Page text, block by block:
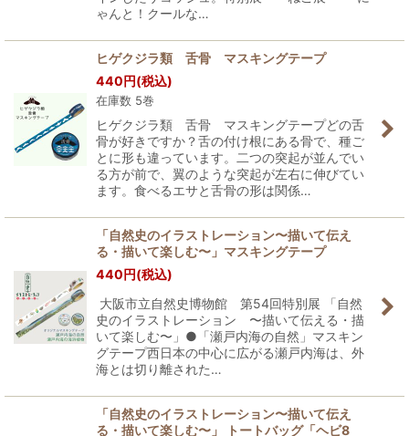
ゃんと！クールな…
ヒゲクジラ類 舌骨 マスキングテープ
440円(税込)
在庫数 5巻
ヒゲクジラ類 舌骨 マスキングテープどの舌
骨が好きですか？舌の付け根にある骨で、種ご
とに形も違っています。二つの突起が並んでい
る方が前で、翼のような突起が左右に伸びてい
ます。食べるエサと舌骨の形は関係…
「自然史のイラストレーション〜描いて伝え
る・描いて楽しむ〜」マスキングテープ
440円(税込)
大阪市立自然史博物館 第54回特別展 「自然
史のイラストレーション 〜描いて伝える・描
いて楽しむ〜」●「瀬戸内海の自然」マスキン
グテープ西日本の中心に広がる瀬戸内海は、外
海とは切り離された…
「自然史のイラストレーション〜描いて伝え
る・描いて楽しむ〜」 トートバッグ「ヘビ8